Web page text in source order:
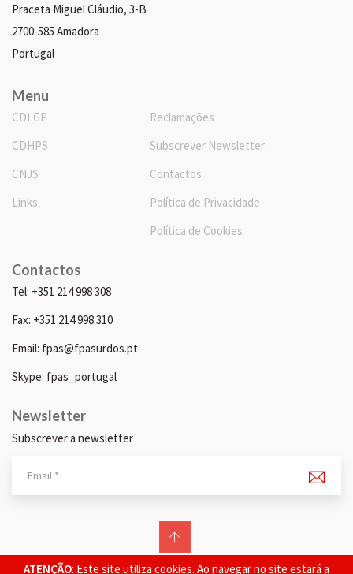
ATENÇÃO: Este site utiliza cookies. Ao navegar no site estará a
Praceta Miguel Cláudio, 3-B
2700-585 Amadora
Portugal
Menu
CDLGP
CDHPS
CNJS
Links
Reclamações
Subscrever Newsletter
Contactos
Política de Privacidade
Política de Cookies
Contactos
Tel: +351 214 998 308
Fax: +351 214 998 310
Email: fpas@fpasurdos.pt
Skype: fpas_portugal
Newsletter
Subscrever a newsletter
© 2026 FPAS. Todos os direitos reservados.